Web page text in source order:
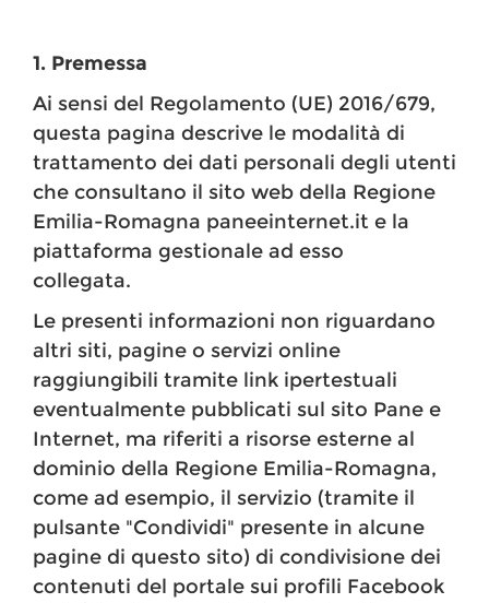
1. Premessa
Ai sensi del Regolamento (UE) 2016/679,
questa pagina descrive le modalità di
trattamento dei dati personali degli utenti
che consultano il sito web della Regione
Emilia-Romagna paneeinternet.it e la
piattaforma gestionale ad esso
collegata.
Le presenti informazioni non riguardano
altri siti, pagine o servizi online
raggiungibili tramite link ipertestuali
eventualmente pubblicati sul sito Pane e
Internet, ma riferiti a risorse esterne al
dominio della Regione Emilia-Romagna,
come ad esempio, il servizio (tramite il
pulsante "Condividi" presente in alcune
pagine di questo sito) di condivisione dei
contenuti del portale sui profili Facebook